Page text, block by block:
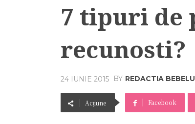
7 tipuri de
recunosti?
24 IUNIE 2015 BY REDACTIA BEBELU
Acțiune Facebook